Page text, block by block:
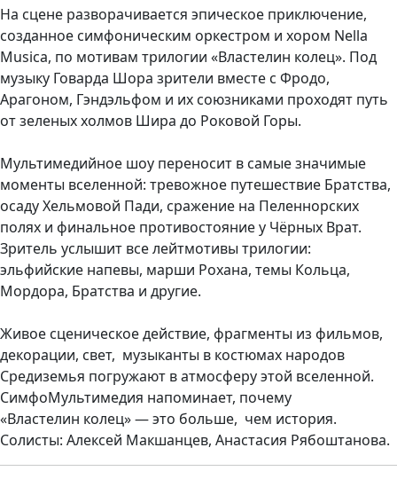
На сцене разворачивается эпическое приключение,
созданное симфоническим оркестром и хором Nella
Musica, по мотивам трилогии «Властелин колец». Под
музыку Говарда Шора зрители вместе с Фродо,
Арагоном, Гэндэльфом и их союзниками проходят путь
от зеленых холмов Шира до Роковой Горы.
Мультимедийное шоу переносит в самые значимые
моменты вселенной: тревожное путешествие Братства,
осаду Хельмовой Пади, сражение на Пеленнорских
полях и финальное противостояние у Чёрных Врат.
Зритель услышит все лейтмотивы трилогии:
эльфийские напевы, марши Рохана, темы Кольца,
Мордора, Братства и другие.
Живое сценическое действие, фрагменты из фильмов,
декорации, свет, музыканты в костюмах народов
Средиземья погружают в атмосферу этой вселенной.
СимфоМультимедия напоминает, почему
«Властелин колец» — это больше, чем история.
Солисты: Алексей Макшанцев, Анастасия Рябоштанова.